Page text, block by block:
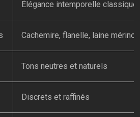
Élégance intemporelle classique
Cachemire, flanelle, laine mérinos
Tons neutres et naturels
Discrets et raffinés